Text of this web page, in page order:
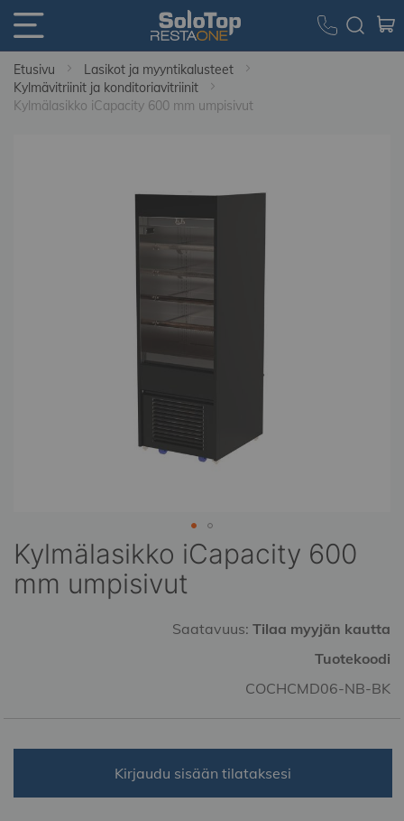
Etusivu
Lasikot ja myyntikalusteet
Kylmävitriinit ja konditoriavitriinit
Kylmälasikko iCapacity 600 mm umpisivut
Kylmälasikko iCapacity 600
mm umpisivut
Saatavuus: Tilaa myyjän kautta
Tuotekoodi
COCHCMD06-NB-BK
Kirjaudu sisään tilataksesi
Skip
to
the